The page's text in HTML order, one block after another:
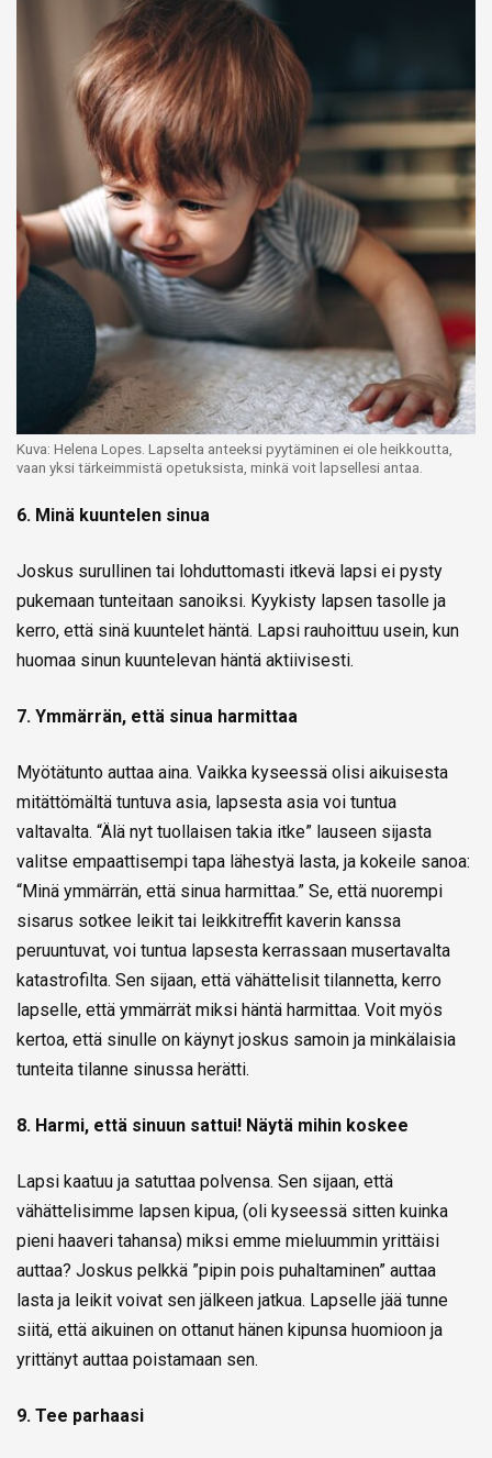
Kuva: Helena Lopes. Lapselta anteeksi pyytäminen ei ole heikkoutta,
vaan yksi tärkeimmistä opetuksista, minkä voit lapsellesi antaa.
6. Minä kuuntelen sinua
Joskus surullinen tai lohduttomasti itkevä lapsi ei pysty
pukemaan tunteitaan sanoiksi. Kyykisty lapsen tasolle ja
kerro, että sinä kuuntelet häntä. Lapsi rauhoittuu usein, kun
huomaa sinun kuuntelevan häntä aktiivisesti.
7. Ymmärrän, että sinua harmittaa
Myötätunto auttaa aina. Vaikka kyseessä olisi aikuisesta
mitättömältä tuntuva asia, lapsesta asia voi tuntua
valtavalta. “Älä nyt tuollaisen takia itke” lauseen sijasta
valitse empaattisempi tapa lähestyä lasta, ja kokeile sanoa:
“Minä ymmärrän, että sinua harmittaa.” Se, että nuorempi
sisarus sotkee leikit tai leikkitreffit kaverin kanssa
peruuntuvat, voi tuntua lapsesta kerrassaan musertavalta
katastrofilta. Sen sijaan, että vähättelisit tilannetta, kerro
lapselle, että ymmärrät miksi häntä harmittaa. Voit myös
kertoa, että sinulle on käynyt joskus samoin ja minkälaisia
tunteita tilanne sinussa herätti.
8. Harmi, että sinuun sattui! Näytä mihin koskee
Lapsi kaatuu ja satuttaa polvensa. Sen sijaan, että
vähättelisimme lapsen kipua, (oli kyseessä sitten kuinka
pieni haaveri tahansa) miksi emme mieluummin yrittäisi
auttaa? Joskus pelkkä ”pipin pois puhaltaminen” auttaa
lasta ja leikit voivat sen jälkeen jatkua. Lapselle jää tunne
siitä, että aikuinen on ottanut hänen kipunsa huomioon ja
yrittänyt auttaa poistamaan sen.
9. Tee parhaasi